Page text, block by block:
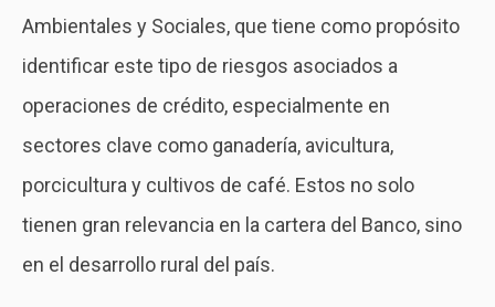
Ambientales y Sociales, que tiene como propósito
identificar este tipo de riesgos asociados a
operaciones de crédito, especialmente en
sectores clave como ganadería, avicultura,
porcicultura y cultivos de café. Estos no solo
tienen gran relevancia en la cartera del Banco, sino
en el desarrollo rural del país.